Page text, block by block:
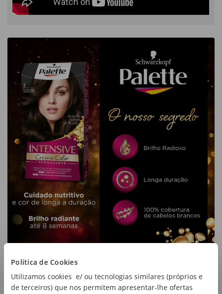
Política de Cookies
Utilizamos cookies e/ ou tecnologias similares (próprios e
de terceiros) que nos permitem apresentar-lhe ofertas